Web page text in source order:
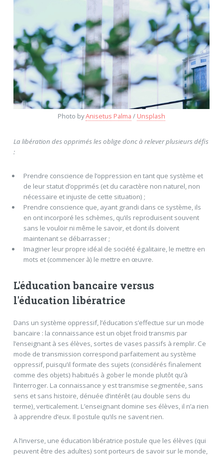
Photo byAnisetus Palma / Unsplash
La libération des opprimés les oblige donc à relever plusieurs défis
:
Prendre conscience de l’oppression en tant que système et
de leur statut d’opprimés (et du caractère non naturel, non
nécessaire et injuste de cette situation) ;
Prendre conscience que, ayant grandi dans ce système, ils
en ont incorporé les schèmes, qu’ils reproduisent souvent
sans le vouloir ni même le savoir, et dont ils doivent
maintenant se débarrasser ;
Imaginer leur propre idéal de société égalitaire, le mettre en
mots et (commencer à) le mettre en œuvre.
L'éducation bancaire versus
l'éducation libératrice
Dans un système oppressif, l’éducation s’effectue sur un mode
bancaire : la connaissance est un objet froid transmis par
l’enseignant à ses élèves, sortes de vases passifs à remplir. Ce
mode de transmission correspond parfaitement au système
oppressif, puisqu’il formate des sujets (considérés finalement
comme des objets) habitués à gober le monde plutôt qu’à
l’interroger. La connaissance y est transmise segmentée, sans
sens et sans histoire, dénuée d’intérêt (au double sens du
terme), verticalement. L’enseignant domine ses élèves, il n’a rien
à apprendre d’eux. Il postule qu’ils ne savent rien.
A l’inverse, une éducation libératrice postule que les élèves (qui
peuvent être des adultes) sont porteurs de savoir sur le monde,